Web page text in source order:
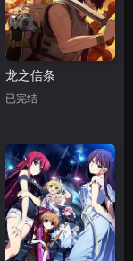
龙之信条
已完结